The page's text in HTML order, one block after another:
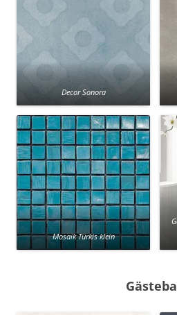
Decor Sonora
Mosaik Türkis klein